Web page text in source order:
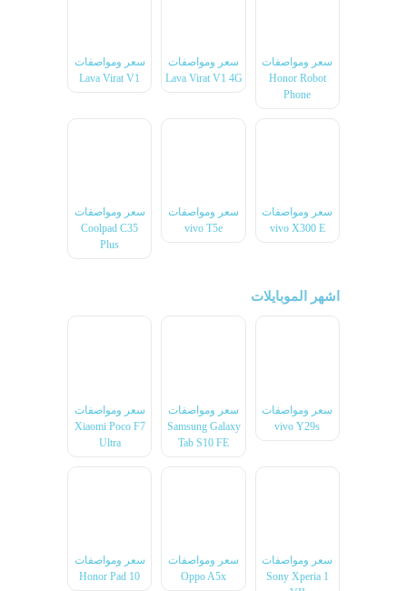
سعر ومواصفات
Honor Robot
Phone
سعر ومواصفات
Lava Virat V1 4G
سعر ومواصفات
Lava Virat V1
سعر ومواصفات
vivo X300 E
سعر ومواصفات
vivo T5e
سعر ومواصفات
Coolpad C35
Plus
اشهر الموبايلات
سعر ومواصفات
vivo Y29s
سعر ومواصفات
Samsung Galaxy
Tab S10 FE
سعر ومواصفات
Xiaomi Poco F7
Ultra
سعر ومواصفات
Sony Xperia 1
سعر ومواصفات
Oppo A5x
سعر ومواصفات
Honor Pad 10